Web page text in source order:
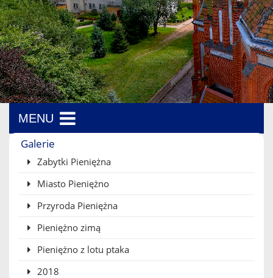
MENU
Menu boczne
Galerie
Zabytki Pieniężna
Miasto Pieniężno
Przyroda Pieniężna
Pieniężno zimą
Pieniężno z lotu ptaka
2018